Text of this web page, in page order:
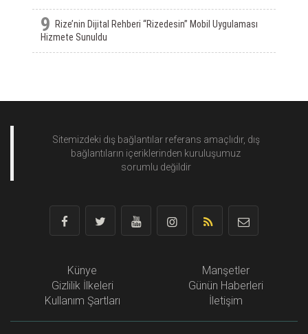
9
Rize’nin Dijital Rehberi “Rizedesin” Mobil Uygulaması
Hizmete Sunuldu
Sitemizdeki dış bağlantılar referans amaçlıdır, dış
bağlantıların içeriklerinden kuruluşumuz
sorumlu değildir
Künye
Gizlilik İlkeleri
Kullanım Şartları
Manşetler
Günün Haberleri
İletişim